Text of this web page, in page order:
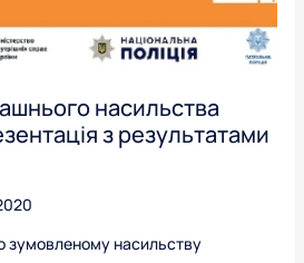
насильства
з результатами
зумовленому насильству